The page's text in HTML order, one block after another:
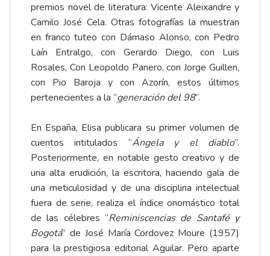
premios novel de literatura: Vicente Aleixandre y
Camilo José Cela. Otras fotografías la muestran
en franco tuteo con Dámaso Alonso, con Pedro
Laín Entralgo, con Gerardo Diego, con Luis
Rosales, Con Leopoldo Panero, con Jorge Guillen,
con Pio Baroja y con Azorín, estos últimos
pertenecientes a la “generación del 98”.
En España, Elisa publicara su primer volumen de
cuentos intitulados “Ángela y el diablo”.
Posteriormente, en notable gesto creativo y de
una alta erudición, la escritora, haciendo gala de
una meticulosidad y de una disciplina intelectual
fuera de serie, realiza el índice onomástico total
de las célebres “Reminiscencias de Santafé y
Bogotá” de José María Cordovez Moure (1957)
para la prestigiosa editorial Aguilar. Pero aparte